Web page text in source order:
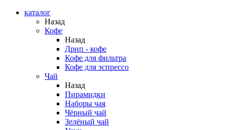
каталог
Назад
Кофе
Назад
Дрип - кофе
Кофе для фильтра
Кофе для эспрессо
Чай
Назад
Пирамидки
Наборы чая
Чёрный чай
Зелёный чай